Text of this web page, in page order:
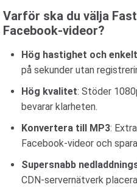
Varför ska du välja
Facebook-videor?
Hög hastighet och enkelt
på sekunder utan
Hög kvalitet: Stöder
bevarar klarheten.
Konvertera till MP3:
Facebook-videor och
Supersnabb
CDN-servernätverk